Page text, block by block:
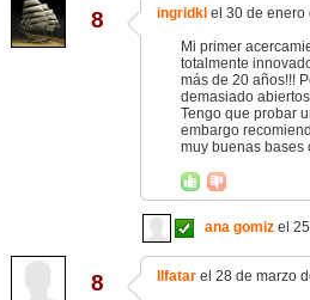
8 ingridkl el 30 de enero
Mi primer
totalmente
más de 20 años!!!
demasiado
Tengo que probar
embargo
muy buenas bases
ana gomiz el
8 Ilfatar el 28 de marzo